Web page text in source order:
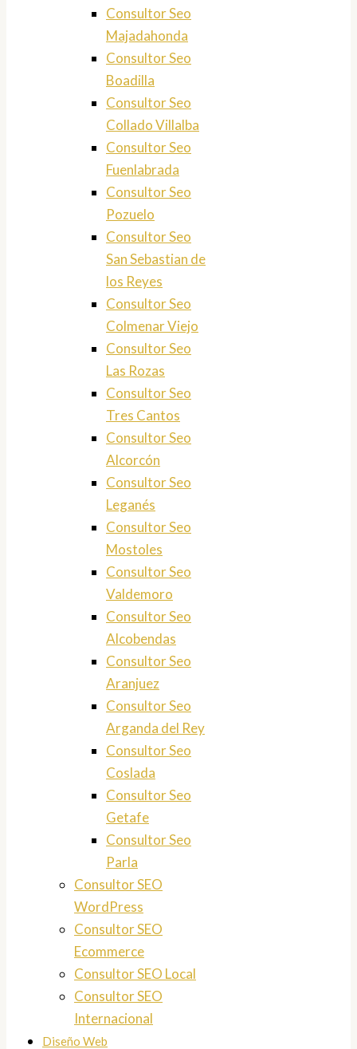
Consultor Seo
Majadahonda
Consultor Seo
Boadilla
Consultor Seo
Collado Villalba
Consultor Seo
Fuenlabrada
Consultor Seo
Pozuelo
Consultor Seo
San Sebastian de
los Reyes
Consultor Seo
Colmenar Viejo
Consultor Seo
Las Rozas
Consultor Seo
Tres Cantos
Consultor Seo
Alcorcón
Consultor Seo
Leganés
Consultor Seo
Mostoles
Consultor Seo
Valdemoro
Consultor Seo
Alcobendas
Consultor Seo
Aranjuez
Consultor Seo
Arganda del Rey
Consultor Seo
Coslada
Consultor Seo
Getafe
Consultor Seo
Parla
Consultor SEO
WordPress
Consultor SEO
Ecommerce
Consultor SEO Local
Consultor SEO
Internacional
Diseño Web